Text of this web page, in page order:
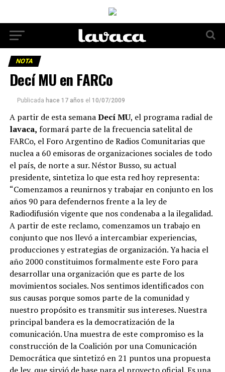
NOTA
Decí MU en FARCo
Publicada hace 17 años el 10/07/2009
A partir de esta semanaDecí MU, el programa radial de
lavaca, formará parte de la frecuencia satelital de
FARCo, el Foro Argentino de Radios Comunitarias que
nuclea a 60 emisoras de organizaciones sociales de todo
el país, de norte a sur. Néstor Busso, su actual
presidente, sintetiza lo que esta red hoy representa:
“Comenzamos a reunirnos y trabajar en conjunto en los
años 90 para defendernos frente a la ley de
Radiodifusión vigente que nos condenaba a la ilegalidad.
A partir de este reclamo, comenzamos un trabajo en
conjunto que nos llevó a intercambiar experiencias,
producciones y estrategias de organización. Ya hacia el
año 2000 constituimos formalmente este Foro para
desarrollar una organización que es parte de los
movimientos sociales. Nos sentimos identificados con
sus causas porque somos parte de la comunidad y
nuestro propósito es transmitir sus intereses. Nuestra
principal bandera es la democratización de la
comunicación. Una muestra de este compromiso es la
construcción de la Coalición por una Comunicación
Democrática que sintetizó en 21 puntos una propuesta